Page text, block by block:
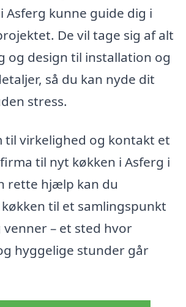
Asferg kunne guide dig i
De vil tage sig af alt
og design til installation og
så du kan nyde dit
stress.
til virkelighed og kontakt et
til nyt køkken i Asferg i
rette hjælp kan du
til et samlingspunkt
– et sted hvor
hyggelige stunder går